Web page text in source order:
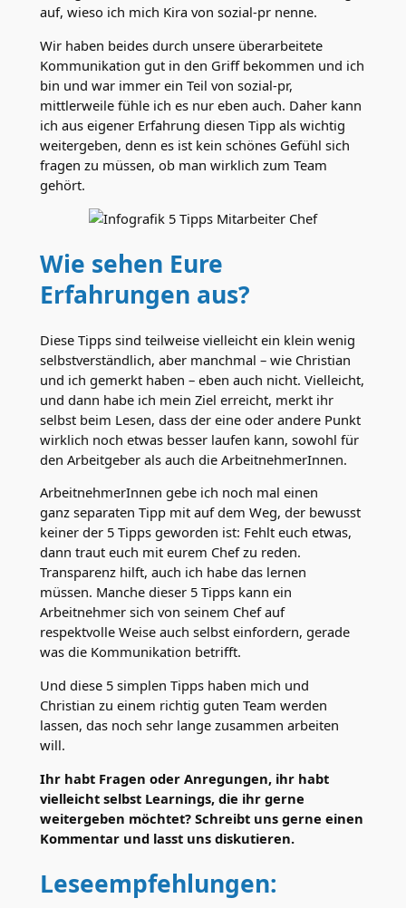
auf, wieso ich mich Kira von sozial-pr nenne.
Wir haben beides durch unsere überarbeitete
Kommunikation gut in den Griff bekommen und ich
bin und war immer ein Teil von sozial-pr,
mittlerweile fühle ich es nur eben auch. Daher kann
ich aus eigener Erfahrung diesen Tipp als wichtig
weitergeben, denn es ist kein schönes Gefühl sich
fragen zu müssen, ob man wirklich zum Team
gehört.
Wie sehen Eure
Erfahrungen aus?
Diese Tipps sind teilweise vielleicht ein klein wenig
selbstverständlich, aber manchmal – wie Christian
und ich gemerkt haben – eben auch nicht. Vielleicht,
und dann habe ich mein Ziel erreicht, merkt ihr
selbst beim Lesen, dass der eine oder andere Punkt
wirklich noch etwas besser laufen kann, sowohl für
den Arbeitgeber als auch die ArbeitnehmerInnen.
ArbeitnehmerInnen gebe ich noch mal einen
ganz separaten Tipp mit auf dem Weg, der bewusst
keiner der 5 Tipps geworden ist: Fehlt euch etwas,
dann traut euch mit eurem Chef zu reden.
Transparenz hilft, auch ich habe das lernen
müssen. Manche dieser 5 Tipps kann ein
Arbeitnehmer sich von seinem Chef auf
respektvolle Weise auch selbst einfordern, gerade
was die Kommunikation betrifft.
Und diese 5 simplen Tipps haben mich und
Christian zu einem richtig guten Team werden
lassen, das noch sehr lange zusammen arbeiten
will.
Ihr habt Fragen oder Anregungen, ihr habt
vielleicht selbst Learnings, die ihr gerne
weitergeben möchtet? Schreibt uns gerne einen
Kommentar und lasst uns diskutieren.
Leseempfehlungen: